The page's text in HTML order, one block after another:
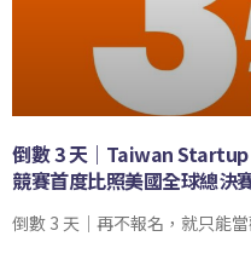
倒數 3 天｜Taiwan
競賽首度比照美國全球總決
倒數 3 天｜再不報名，就只能